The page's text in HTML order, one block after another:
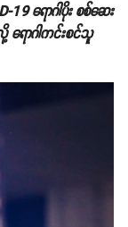
19 ရောဂါပိုး စစ်ဆေး
ရောဂါကင်းစင်သူ